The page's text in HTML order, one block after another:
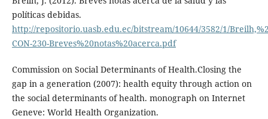
políticas debidas.
http://repositorio.uasb.edu.ec/bitstream/10644/3582/1/
CON-230-Breves%20notas%20acerca.pdf
Commission on Social Determinants of Health.Closing the
gap in a generation (2007): health equity through action on
the social determinants of health. monograph on Internet
Geneve: World Health Organization.